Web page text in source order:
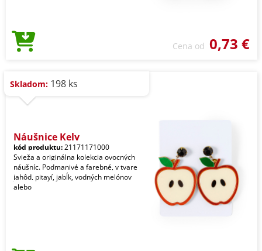
Cena od 0,73 €
Skladom: 198 ks
Náušnice Kely
kód produktu:21171171000
Svieža a originálna kolekcia ovocných
náušníc. Podmanivé a farebné, v tvare
jahôd, pitayí, jabĺk, vodných melónov
alebo